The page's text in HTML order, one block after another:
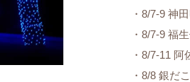
・8/7-9 神
・8/7-9 福
・8/7-11 阿
・8/8 銀だ